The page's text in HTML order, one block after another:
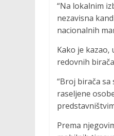
“Na lokalnim
nezavisna
nacionalnih
Kako je kazao,
redovnih
“Broj birača
raseljene
Prema